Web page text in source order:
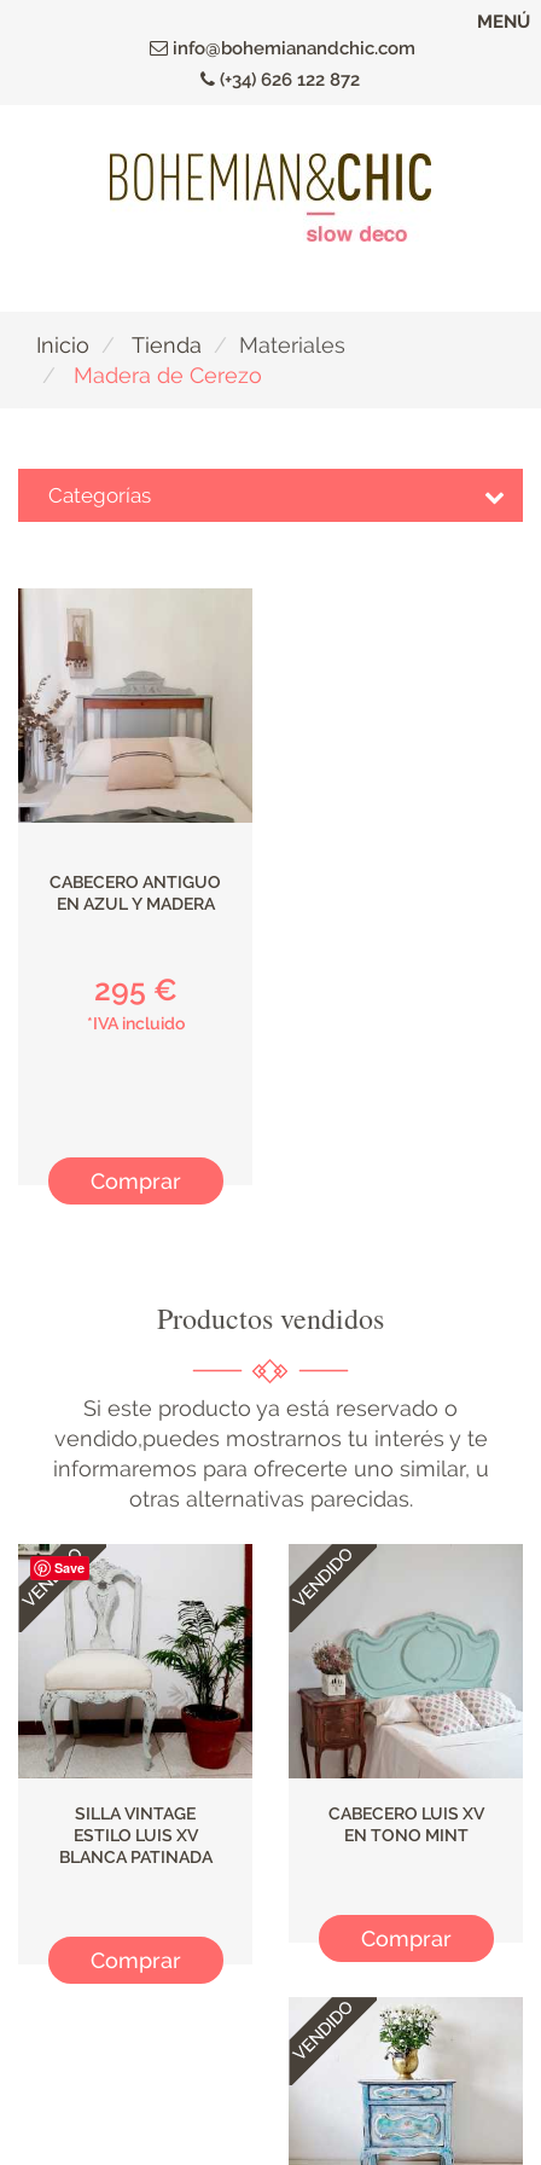
info@bohemianandchic.com
(+34) 626 122 872
MENÚ
Inicio Tienda
Materiales
Madera de Cerezo
Categorías
DECORACIÓN
TEXTIL
DECOBODAS
CABECERO ANTIGUO
EN AZUL Y MADERA
295 €
*IVA incluido
Comprar
Productos vendidos
Si este producto ya está reservado o
vendido,puedes mostrarnos tu interés y te
informaremos para ofrecerte uno similar, u
otras alternativas parecidas.
SILLA VINTAGE
ESTILO LUIS XV
BLANCA PATINADA
Comprar
CABECERO LUIS XV
EN TONO MINT
Comprar
Save